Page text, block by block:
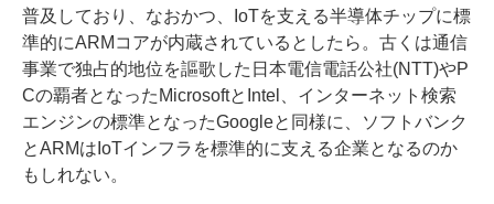
普及しており、なおかつ、IoTを支える半導体チップに標
準的にARMコアが内蔵されているとしたら。古くは通信
事業で独占的地位を謳歌した日本電信電話公社(NTT)やP
Cの覇者となったMicrosoftとIntel、インターネット検索
エンジンの標準となったGoogleと同様に、ソフトバンク
とARMはIoTインフラを標準的に支える企業となるのか
もしれない。